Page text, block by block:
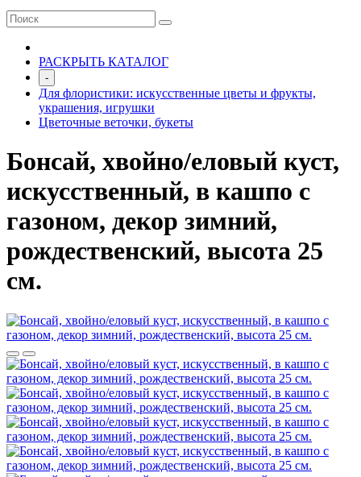
РАСКРЫТЬ КАТАЛОГ
-
Для флористики: искусственные цветы и фрукты,
украшения, игрушки
Цветочные веточки, букеты
Бонсай, хвойно/еловый куст,
искусственный, в кашпо с
газоном, декор зимний,
рождественский, высота 25
см.